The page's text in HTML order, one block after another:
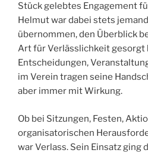
Stück gelebtes Engagement
Helmut war dabei stets
übernommen, den Überblick
Art für Verlässlichkeit gesorgt
Entscheidungen,
im Verein tragen seine
aber immer mit Wirkung.
Ob bei Sitzungen, Festen,
organisatorischen
war Verlass. Sein Einsatz ging